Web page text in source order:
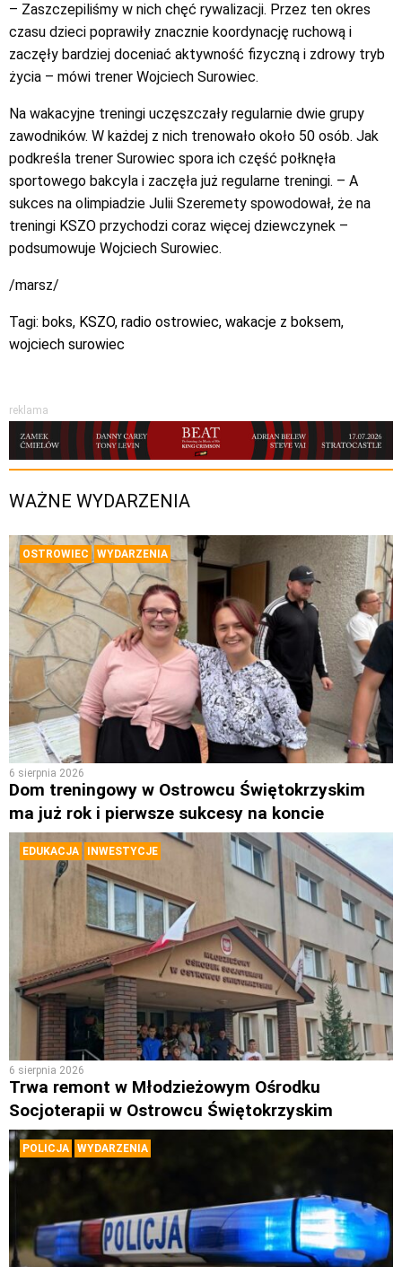
– Zaszczepiliśmy w nich chęć rywalizacji. Przez ten okres
czasu dzieci poprawiły znacznie koordynację ruchową i
zaczęły bardziej doceniać aktywność fizyczną i zdrowy tryb
życia – mówi trener Wojciech Surowiec.
Na wakacyjne treningi uczęszczały regularnie dwie grupy
zawodników. W każdej z nich trenowało około 50 osób. Jak
podkreśla trener Surowiec spora ich część połknęła
sportowego bakcyla i zaczęła już regularne treningi. – A
sukces na olimpiadzie Julii Szeremety spowodował, że na
treningi KSZO przychodzi coraz więcej dziewczynek –
podsumowuje Wojciech Surowiec.
/marsz/
Tagi: boks, KSZO, radio ostrowiec, wakacje z boksem,
wojciech surowiec
reklama
WAŻNE WYDARZENIA
OSTROWIEC WYDARZENIA
6 sierpnia 2026
Dom treningowy w Ostrowcu Świętokrzyskim
ma już rok i pierwsze sukcesy na koncie
EDUKACJA INWESTYCJE
6 sierpnia 2026
Trwa remont w Młodzieżowym Ośrodku
Socjoterapii w Ostrowcu Świętokrzyskim
POLICJA WYDARZENIA